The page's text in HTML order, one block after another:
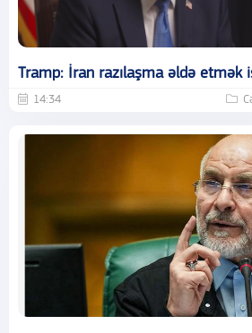
Tramp: İran razılaşma əldə etmək
14:34